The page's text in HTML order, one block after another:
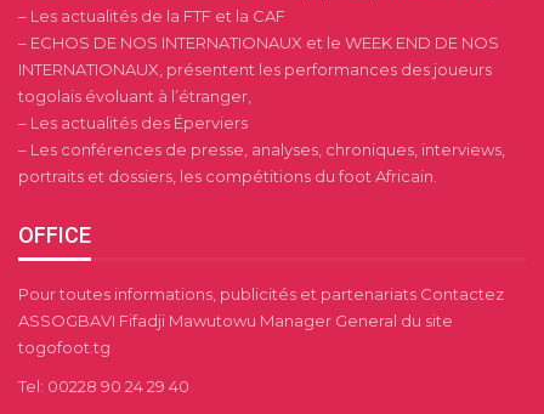
– Les actualités de la FTF et la CAF
– ECHOS DE NOS INTERNATIONAUX et le WEEK END DE NOS
INTERNATIONAUX, présentent les performances des joueurs
togolais évoluant à l’étranger,
– Les actualités des Éperviers
– Les conférences de presse, analyses, chroniques, interviews,
portraits et dossiers, les compétitions du foot Africain.
OFFICE
Pour toutes informations, publicités et partenariats Contactez
ASSOGBAVI Fifadji Mawutowu Manager General du site
togofoot.tg
Tel: 00228 90 24 29 40